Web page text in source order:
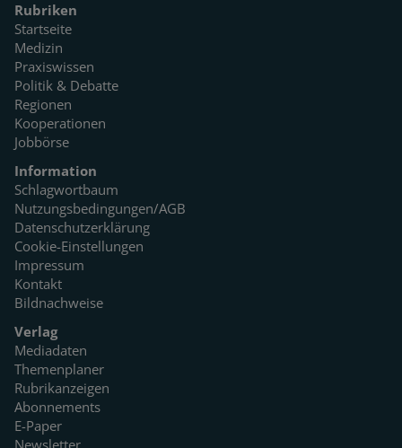
Rubriken
Startseite
Medizin
Praxiswissen
Politik & Debatte
Regionen
Kooperationen
Jobbörse
Information
Schlagwortbaum
Nutzungsbedingungen/AGB
Datenschutzerklärung
Cookie-Einstellungen
Impressum
Kontakt
Bildnachweise
Verlag
Mediadaten
Themenplaner
Rubrikanzeigen
Abonnements
E-Paper